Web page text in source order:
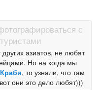
азиатов, не любят
Но на когда мы
Краби, то узнали, что там
они это дело любят)))